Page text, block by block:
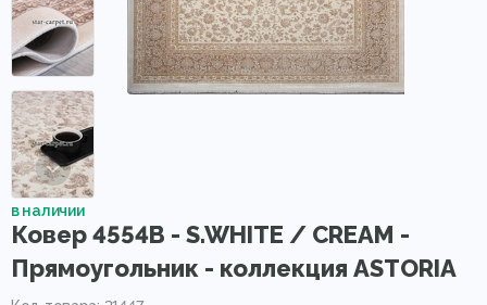
в наличии
Ковер 4554B - S.WHITE / CREAM -
Прямоугольник - коллекция ASTORIA